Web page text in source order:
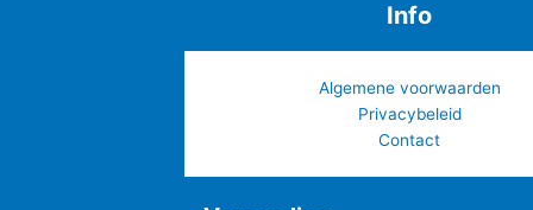
Info
Algemene voorwaarden
Privacybeleid
Contact